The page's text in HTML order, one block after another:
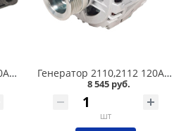
Генератор 2110,2112 140А 9402.3701C Катэк в Омске Генератор 2110,2112 120А СтартВольт в Омске
8 545 руб.
шт